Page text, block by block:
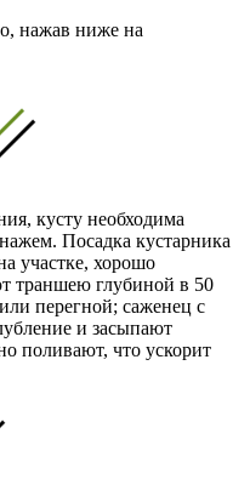
нажав ниже на
кусту необходима
Посадка кустарника
участке, хорошо
траншею глубиной в 50
перегной; саженец с
и засыпают
поливают, что ускорит